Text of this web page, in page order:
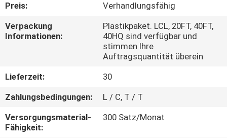
TRETEN
SIE
UNS
VERBINDUNG
Preis:
Verhandlungsfähig
Verpackung
Informationen:
Plastikpaket. LCL, 20FT, 40FT,
40HQ sind verfügbar und
stimmen Ihre
Auftragsquantität überein
Lieferzeit:
30
Zahlungsbedingungen:
L / C, T / T
Versorgungsmaterial-
Fähigkeit:
300 Satz/Monat